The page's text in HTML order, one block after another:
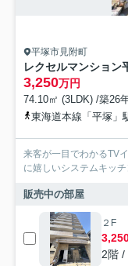
平塚市見附町
レクセルマンション
3,250万円
74.10㎡ (3LDK) /築26
東海道本線「平塚」
来客が一目でわかるTV
に嬉しいシステムキッ
販売中の部屋
２F
2階 /